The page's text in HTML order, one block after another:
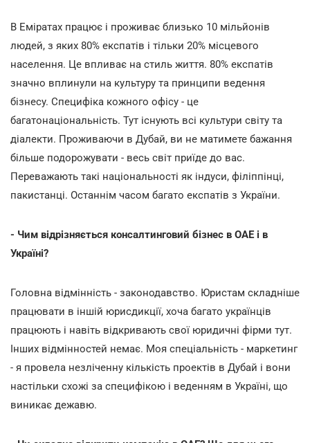
В Еміратах працює і проживає близько 10 мільйонів
людей, з яких 80% експатів і тільки 20% місцевого
населення. Це впливає на стиль життя. 80% експатів
значно вплинули на культуру та принципи ведення
бізнесу. Специфіка кожного офісу - це
багатонаціональність. Тут існують всі культури світу та
діалекти. Проживаючи в Дубай, ви не матимете бажання
більше подорожувати - весь світ приїде до вас.
Переважають такі національності як індуси, філіппінці,
пакистанці. Останнім часом багато експатів з України.
- Чим відрізняється консалтинговий бізнес в ОАЕ і в
Україні?
Головна відмінність - законодавство. Юристам складніше
працювати в іншій юрисдикції, хоча багато українців
працюють і навіть відкривають свої юридичні фірми тут.
Інших відмінностей немає. Моя спеціальність - маркетинг
- я провела незліченну кількість проектів в Дубай і вони
настільки схожі за специфікою і веденням в Україні, що
виникає дежавю.